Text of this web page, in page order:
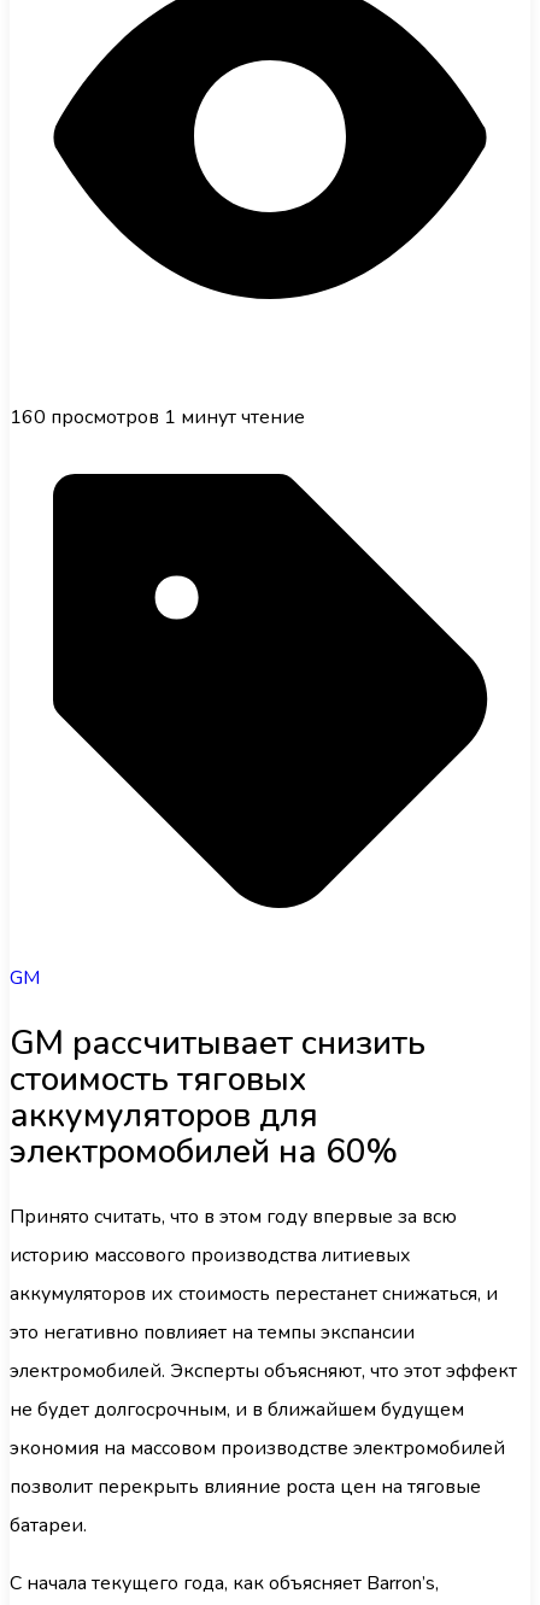
160 просмотров 1 минут чтение
GM
GM рассчитывает снизить
стоимость тяговых
аккумуляторов для
электромобилей на 60%
Принято считать, что в этом году впервые за всю
историю массового производства литиевых
аккумуляторов их стоимость перестанет снижаться, и
это негативно повлияет на темпы экспансии
электромобилей. Эксперты объясняют, что этот эффект
не будет долгосрочным, и в ближайшем будущем
экономия на массовом производстве электромобилей
позволит перекрыть влияние роста цен на тяговые
батареи.
С начала текущего года, как объясняет Barron’s,